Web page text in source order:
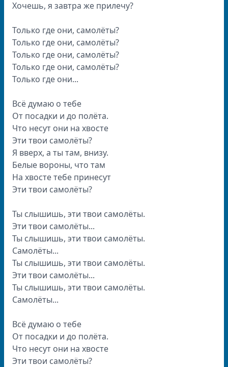
Хочешь, я завтра же прилечу?
Только где они, самолёты?
Только где они, самолёты?
Только где они, самолёты?
Только где они, самолёты?
Только где они...
Всё думаю о тебе
От посадки и до полёта.
Что несут они на хвосте
Эти твои самолёты?
Я вверх, а ты там, внизу.
Белые вороны, что там
На хвосте тебе принесут
Эти твои самолёты?
Ты слышишь, эти твои самолёты.
Эти твои самолёты...
Ты слышишь, эти твои самолёты.
Самолёты...
Ты слышишь, эти твои самолёты.
Эти твои самолёты...
Ты слышишь, эти твои самолёты.
Самолёты...
Всё думаю о тебе
От посадки и до полёта.
Что несут они на хвосте
Эти твои самолёты?